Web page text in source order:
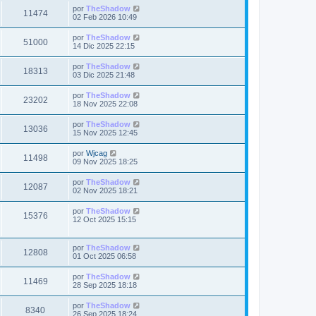
s
a
j
e
t
a
s
e
n
s
a
j
e
t
a
s
m
o
m
e
n
s
a
j
e
11474V
i
t
a
s
Ú
l
m
o
m
e
n
s
a
j
e
por TheShadow
02 Feb 2026 10:49
51000V
i
t
a
s
Ú
m
o
m
e
n
s
a
j
e
por TheShadow
14 Dic 2025 22:15
18313V
i
t
a
s
Ú
l
m
o
m
e
n
s
a
j
e
por TheShadow
03 Dic 2025 21:48
23202V
i
t
a
Ú
m
o
m
e
n
s
a
j
e
por TheShadow
18 Nov 2025 22:08
13036V
i
t
a
s
Ú
m
o
m
e
n
s
a
j
e
por TheShadow
15 Nov 2025 12:45
11498V
i
t
s
Ú
l
m
o
m
e
n
a
j
e
por Wjcag
09 Nov 2025 18:25
12087V
i
t
s
Ú
l
m
o
e
n
s
a
j
e
por TheShadow
02 Nov 2025 18:21
15376V
s
t
Ú
o
m
e
n
s
a
j
e
por TheShadow
12 Oct 2025 15:15
12808V
i
Ú
l
m
o
m
e
n
por TheShadow
01 Oct 2025 06:58
11469V
i
Ú
l
m
por TheShadow
28 Sep 2025 18:18
8340V
Ú
l
por TheShadow
26 Sep 2025 18:24